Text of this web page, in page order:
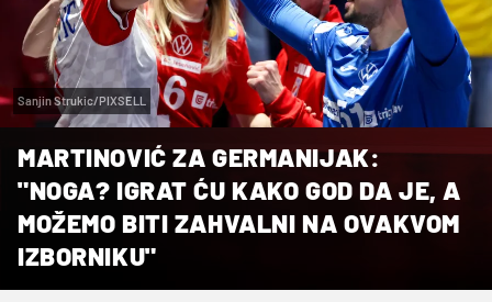
Sanjin Strukic/PIXSELL
MARTINOVIĆ ZA GERMANIJAK:
"NOGA? IGRAT ĆU KAKO GOD DA JE, A
MOŽEMO BITI ZAHVALNI NA OVAKVOM
IZBORNIKU"